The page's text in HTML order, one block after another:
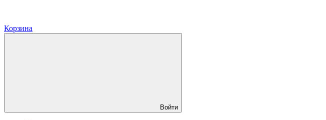
Корзина
Войти